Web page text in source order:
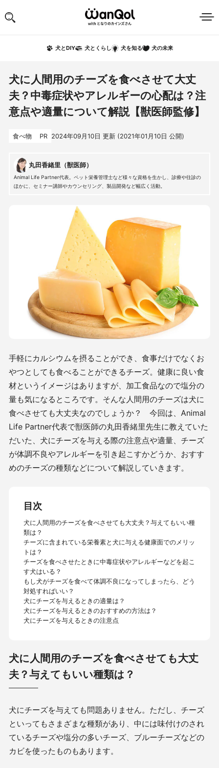
犬とDIY 犬とくらし 犬を知る 犬の未来
犬に人間用のチーズを食べさせて大丈
夫？中毒症状やアレルギーの心配は？注
意点や適量について解説【獣医師監修】
食べ物 PR 2024年09月10日 更新 (2021年01月10日 公開)
丸田香緒里（獣医師）
Animal Life Partner代表。ペット栄養管理士など様々な資格を生かし、診療や往診の
ほかに、セミナー講師やカウンセリング、製品開発など幅広く活動。
手軽にカルシウムを摂ることができ、食事だけでなくお
やつとしても食べることができるチーズ。健康に良い食
材というイメージはありますが、加工食品なので塩分の
量も気になるところです。そんな人間用のチーズは犬に
食べさせても大丈夫なのでしょうか？ 今回は、Animal
Life Partner代表で獣医師の丸田香緒里先生に教えていた
だいた、犬にチーズを与える際の注意点や適量、チーズ
が体調不良やアレルギーを引き起こすかどうか、おすす
めのチーズの種類などについて解説していきます。
目次
犬に人間用のチーズを食べさせても大丈夫？与えてもいい種
類は？
チーズに含まれている栄養素と犬に与える健康面でのメリッ
トは？
チーズを食べさせたときに中毒症状やアレルギーなどを起こ
す犬はいる？
もし犬がチーズを食べて体調不良になってしまったら、どう
対処すればいい？
犬にチーズを与えるときの適量は？
犬にチーズを与えるときのおすすめの方法は？
犬にチーズを与えるときの注意点
犬に人間用のチーズを食べさせても大丈
夫？与えてもいい種類は？
犬にチーズを与えても問題ありません。ただし、チーズ
といってもさまざまな種類があり、中には味付けのされ
ているチーズや塩分の多いチーズ、ブルーチーズなどの
カビを使ったものもあります。